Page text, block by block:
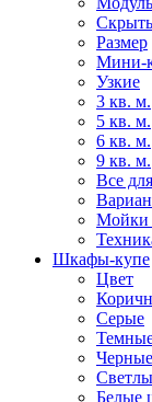
Размер
Мини-
Узкие
3 кв. м.
5 кв. м.
6 кв. м.
9 кв. м.
Все
Мойки
Шкафы-купе
Цвет
Серые
Черные
Белые